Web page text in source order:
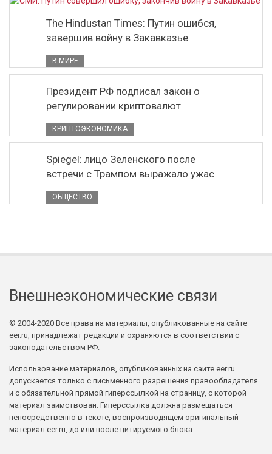
The Hindustan Times: Путин ошибся,
завершив войну в Закавказье
В МИРЕ
Президент РФ подписал закон о
регулировании криптовалют
КРИПТОЭКОНОМИКА
Spiegel: лицо Зеленского после
встречи с Трампом выражало ужас
ОБЩЕСТВО
Внешнеэкономические связи
© 2004-2020 Все права на материалы, опубликованные на сайте
eer.ru, принадлежат редакции и охраняются в соответствии с
законодательством РФ.
Использование материалов, опубликованных на сайте eer.ru
допускается только с письменного разрешения правообладателя
и с обязательной прямой гиперссылкой на страницу, с которой
материал заимствован. Гиперссылка должна размещаться
непосредственно в тексте, воспроизводящем оригинальный
материал eer.ru, до или после цитируемого блока.